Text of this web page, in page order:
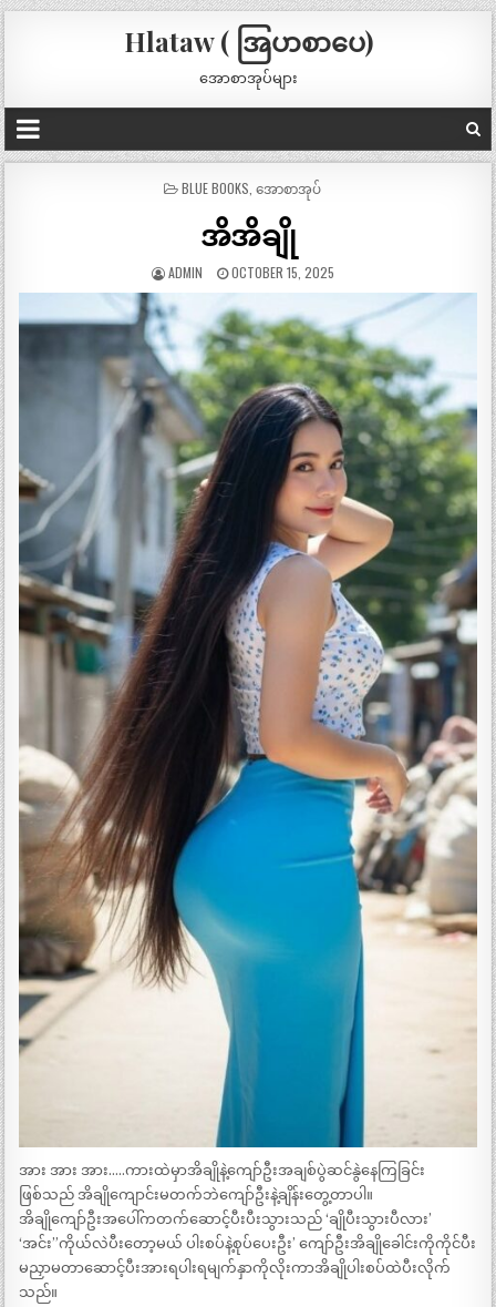
Hlataw ( အြပာစာပေ)
အောစာအုပ်များ
POSTED
BLUE BOOKS အောစာအုပ်
အိအိချို
ADMIN OCTOBER 15, 2025
အား အား အား…..ကားထဲမှာအိချိုနဲ့ကျော်ဦးအချစ်ပွဲဆင်နွဲနေကြခြင်း
ဖြစ်သည် အိချိုကျောင်းမတက်ဘဲကျော်ဦးနဲ့ချိန်းတွေ့တာပါ။
အိချိုကျော်ဦးအပေါ်ကတက်ဆောင့်ပီးပီးသွားသည် ‘ချိုပီးသွားပီလား’
‘အင်း”ကိုယ်လဲပီးတော့မယ် ပါးစပ်နဲ့စုပ်ပေးဦး’ ကျော်ဦးအိချိုခေါင်းကိုကိုင်ပီး
မညှာမတာဆောင့်ပီးအားရပါးရမျက်နှာကိုလိုးကာအိချိုပါးစပ်ထဲပီးလိုက်
သည်။